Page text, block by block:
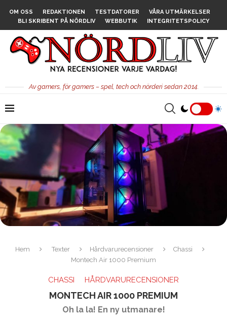
OM OSS REDAKTIONEN TESTDATORER
VÅRA UTMÄRKELSER
BLI SKRIBENT PÅ NÖRDLIV
WEBBUTIK INTEGRITETSPOLICY
Av gamers, för gamers – spel, tech och nörderi sedan 2014.
Hem Texter Hårdvarurecensioner
Chassi
Montech Air 1000 Premium
CHASSI HÅRDVARURECENSIONER
MONTECH AIR 1000 PREMIUM
Oh la la! En ny utmanare!